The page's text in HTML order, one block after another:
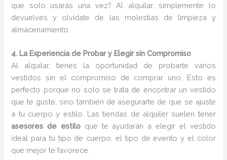
que solo usarás una vez? Al alquilar, simplemente lo
devuelves y olvídate de las molestias de limpieza y
almacenamiento.
4. La Experiencia de Probar y Elegir sin Compromiso
Al alquilar, tienes la oportunidad de probarte varios
vestidos sin el compromiso de comprar uno. Esto es
perfecto porque no solo se trata de encontrar un vestido
que te guste, sino también de asegurarte de que se ajuste
a tu cuerpo y estilo. Las tiendas de alquiler suelen tener
asesores de estilo que te ayudarán a elegir el vestido
ideal para tu tipo de cuerpo, el tipo de evento y el color
que mejor te favorece.